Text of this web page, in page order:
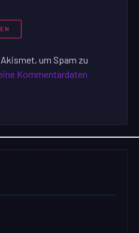
um Spam zu
Kommentardaten